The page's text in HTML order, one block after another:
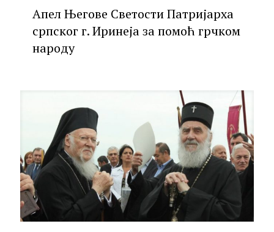
Апел Његове Светости Патријарха
српског г. Иринеја за помоћ грчком
народу